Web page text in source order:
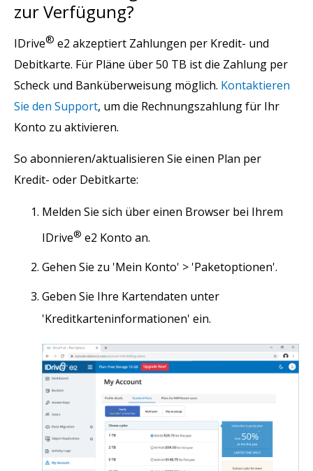
zur Verfügung?
IDrive® e2 akzeptiert Zahlungen per Kredit- und
Debitkarte. Für Pläne über 50 TB ist die Zahlung per
Scheck und Banküberweisung möglich. Kontaktieren
Sie den Support, um die Rechnungszahlung für Ihr
Konto zu aktivieren.
So abonnieren/aktualisieren Sie einen Plan per
Kredit- oder Debitkarte:
Melden Sie sich über einen Browser bei Ihrem
IDrive® e2 Konto an.
Gehen Sie zu 'Mein Konto' > 'Paketoptionen'.
Geben Sie Ihre Kartendaten unter
'Kreditkarteninformationen' ein.